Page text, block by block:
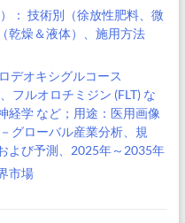
： 技術別（徐放性肥料、微
乾燥＆液体）、施用方法
デオキシグルコース
フルオロチミジン (FLT) な
経学 など；用途：医用画像
グローバル産業分析、規
よび予測、2025年～2035年
市場